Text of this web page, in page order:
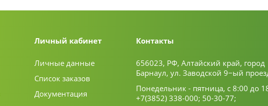
Личный кабинет
Личные данные
Список заказов
Документация
Контакты
656023, РФ, Алтайский край, город
Барнаул, ул. Заводской 9−ый
Понедельник - пятница, с 8:00 до
+7(3852) 338-000; 50-30-77;